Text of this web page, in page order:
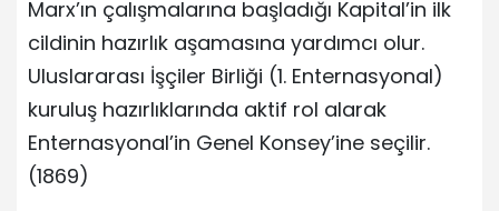
Marx’ın çalışmalarına başladığı Kapital’in ilk
cildinin hazırlık aşamasına yardımcı olur.
Uluslararası İşçiler Birliği (1. Enternasyonal)
kuruluş hazırlıklarında aktif rol alarak
Enternasyonal’in Genel Konsey’ine seçilir.
(1869)